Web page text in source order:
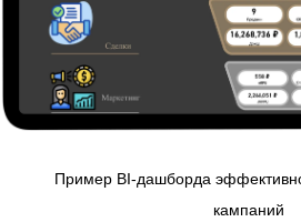
Пример BI-дашборда
кампаний